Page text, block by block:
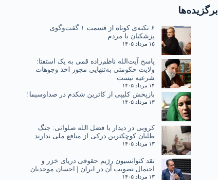
برگزیده‌ها
۶ نکته‌ی کوتاه از قسمت ۱ گفت‌وگوی
پزشکیان با مردم
۱۵ مرداد ۱۴۰۵
پاسخ آیت‌الله ناظم‌زاده قمی به یک استفتا:
ولایت حکومتی به‌تنهایی مجوز اخذ وجوهات
شرعیه نیست
۱۴ مرداد ۱۴۰۵
بازپخش کلیپی از کاترین شکدم در صداوسیما!
۱۳ مرداد ۱۴۰۵
کروبی در دیدار با فضل الله صلواتی: جنگ
طلبان کوچکترین درکی از منافع ملی ندارند
۱۳ مرداد ۱۴۰۵
نقد کنوانسیون رژیم حقوقی دریای خزر و
احتمال تصویب آن در ایران | احسان موحدیان
۱۳ مرداد ۱۴۰۵